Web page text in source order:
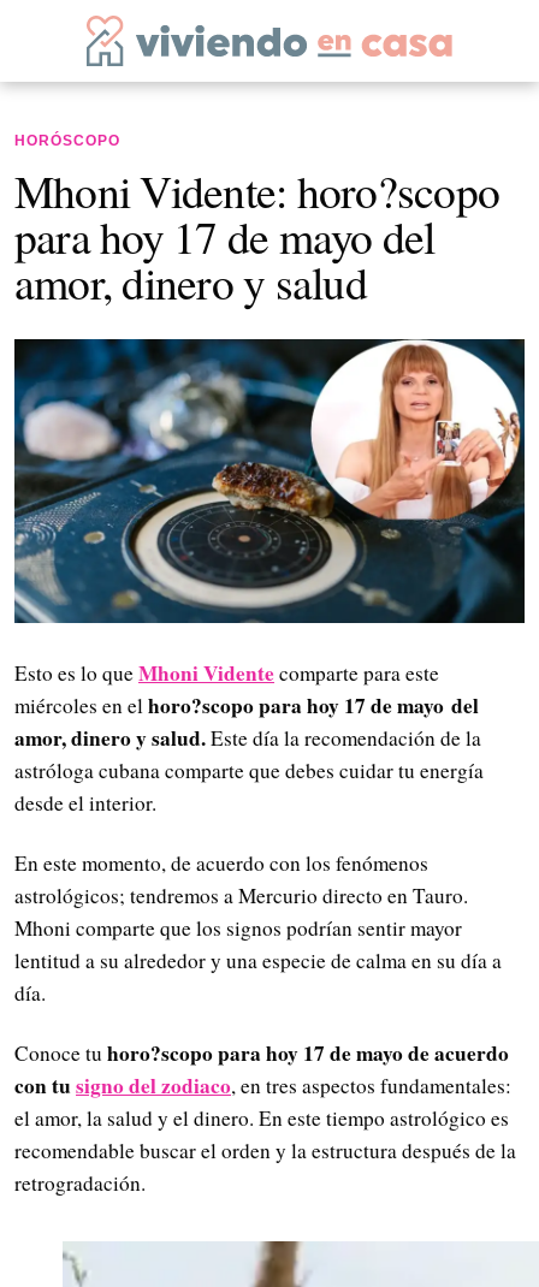
HORÓSCOPO
Mhoni Vidente: horo?scopo
para hoy 17 de mayo del
amor, dinero y salud
Esto es lo queMhoni Videntecomparte para este
miércoles en el horo?scopo para hoy 17 de mayo del
amor, dinero y salud.Este día la recomendación de la
astróloga cubana comparte que debes cuidar tu energía
desde el interior.
En este momento, de acuerdo con los fenómenos
astrológicos; tendremos a Mercurio directo en Tauro.
Mhoni comparte que los signos podrían sentir mayor
lentitud a su alrededor y una especie de calma en su día a
día.
Conoce tu horo?scopo para hoy 17 de mayode acuerdo
con tusigno del zodiaco, en tres aspectos fundamentales:
el amor, la salud y el dinero. En este tiempo astrológico es
recomendable buscar el orden y la estructura después de la
retrogradación.